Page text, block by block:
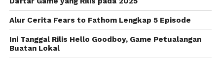
Eksklusifnya
di PC
Alur Cerita Fears to Fathom Lengkap 5 Episode
Ini Tanggal Rilis Hello Goodboy, Game Petualangan
Buatan Lokal